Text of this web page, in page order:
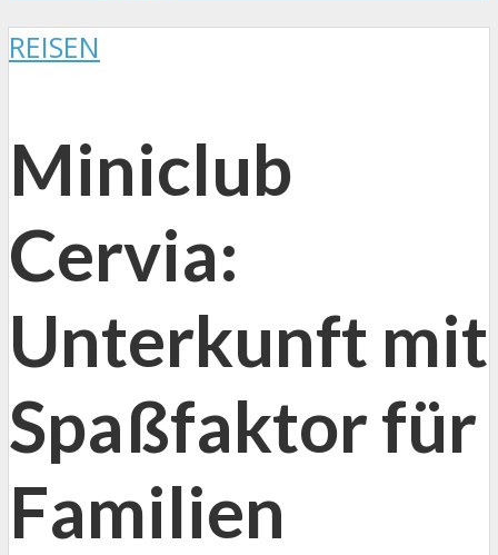
REISEN
Miniclub
Cervia:
Unterkunft mit
Spaßfaktor für
Familien